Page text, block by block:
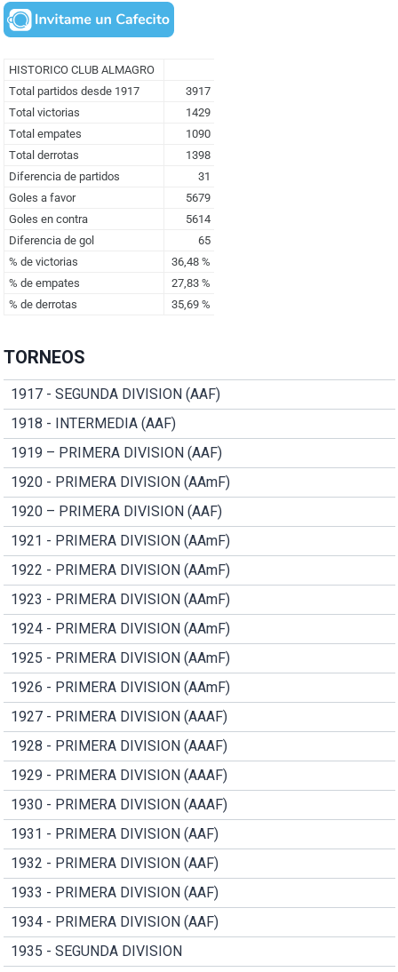
TORNEOS
1917 - SEGUNDA DIVISION (AAF)
1918 - INTERMEDIA (AAF)
1919 – PRIMERA DIVISION (AAF)
1920 - PRIMERA DIVISION (AAmF)
1920 – PRIMERA DIVISION (AAF)
1921 - PRIMERA DIVISION (AAmF)
1922 - PRIMERA DIVISION (AAmF)
1923 - PRIMERA DIVISION (AAmF)
1924 - PRIMERA DIVISION (AAmF)
1925 - PRIMERA DIVISION (AAmF)
1926 - PRIMERA DIVISION (AAmF)
1927 - PRIMERA DIVISION (AAAF)
1928 - PRIMERA DIVISION (AAAF)
1929 - PRIMERA DIVISION (AAAF)
1930 - PRIMERA DIVISION (AAAF)
1931 - PRIMERA DIVISION (AAF)
1932 - PRIMERA DIVISION (AAF)
1933 - PRIMERA DIVISION (AAF)
1934 - PRIMERA DIVISION (AAF)
1935 - SEGUNDA DIVISION